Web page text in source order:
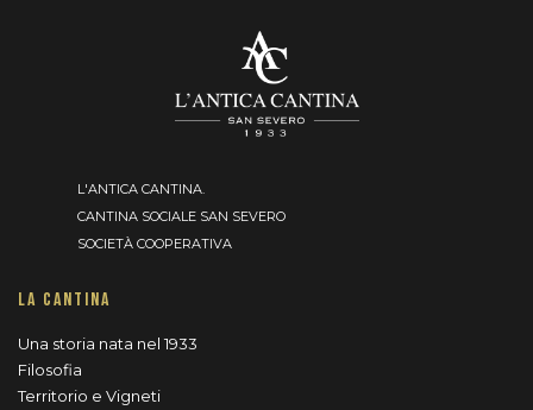
L'ANTICA CANTINA.
CANTINA SOCIALE SAN SEVERO
SOCIETÀ COOPERATIVA
LA CANTINA
Una storia nata nel 1933
Filosofia
Territorio e Vigneti